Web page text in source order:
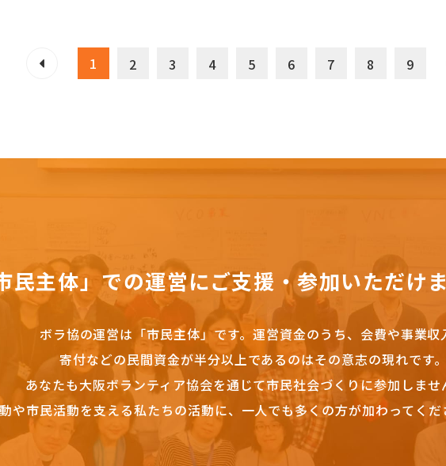
1 2 3 4 5 6 7 8 9
民主体」での運営にご支援・参加いただけ
ボラ協の運営は「市民主体」です。 運営資金のうち、会費や事業収
寄付などの民間資金が半分以上であるのはその意志の現れです。
あなたも大阪ボランティア協会を通じて市民社会づくりに参加しませ
や市民活動を支える私たちの活動に、一人でも多くの方が加わってくだ